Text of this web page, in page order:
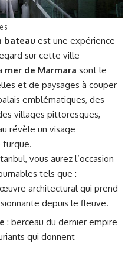
bateau est une expérience
sur cette ville
mer de Marmara sont le
et de paysages à couper
emblématiques, des
villages pittoresques,
révèle un visage
turque.
vous aurez l’occasion
tels que :
architectural qui prend
depuis le fleuve.
: berceau du dernier empire
qui donnent